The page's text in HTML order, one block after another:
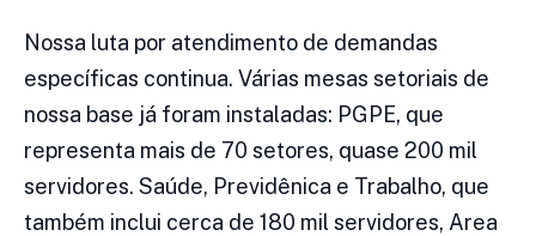
Nossa luta por atendimento de demandas
específicas continua. Várias mesas setoriais de
nossa base já foram instaladas: PGPE, que
representa mais de 70 setores, quase 200 mil
servidores. Saúde, Previdênica e Trabalho, que
também inclui cerca de 180 mil servidores, Area